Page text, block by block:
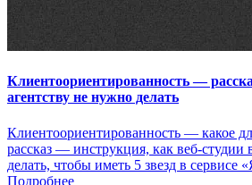
Клиентоориентированность —
агентству не нужно делать
Клиентоориентированность — какое
рассказ — инструкция, как веб-
делать, чтобы иметь 5 звезд в сервисе
Подробнее